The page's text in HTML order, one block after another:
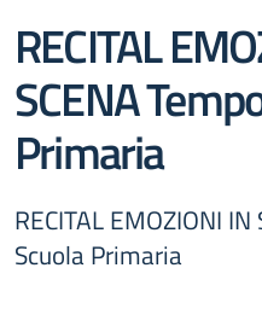
RECITAL
SCENA
Primaria
RECITAL EMOZIONI
Scuola Primaria